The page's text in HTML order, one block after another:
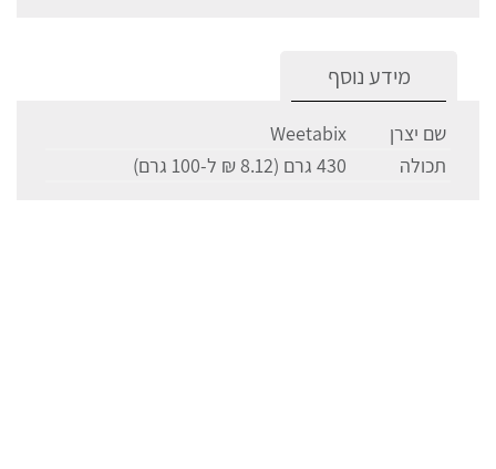
מידע נוסף
שם יצרן
Weetabix
תכולה
430 גרם (8.12 ₪ ל-100 גרם)